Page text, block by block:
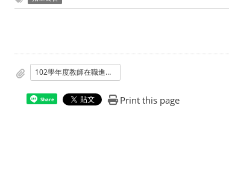
102學年度教師在職進修碩士學位班招生報名人數統計表.pdf
Share Print this page